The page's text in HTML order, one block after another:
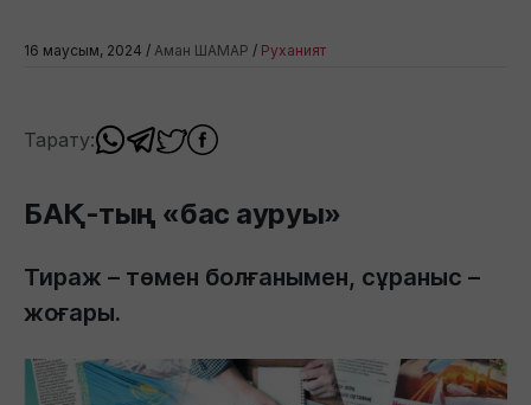
16 маусым, 2024 / Аман ШАМАР / Руханият
Тарату:
БАҚ-тың «бас ауруы»
Тираж – төмен болғанымен, сұраныс –
жоғары.